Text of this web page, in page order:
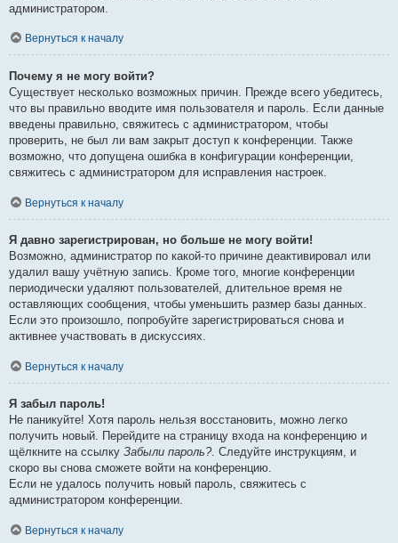
администратором.
Вернуться к началу
Почему я не могу войти?
Существует несколько возможных причин. Прежде всего убедитесь,
что вы правильно вводите имя пользователя и пароль. Если данные
введены правильно, свяжитесь с администратором, чтобы
проверить, не был ли вам закрыт доступ к конференции. Также
возможно, что допущена ошибка в конфигурации конференции,
свяжитесь с администратором для исправления настроек.
Вернуться к началу
Я давно зарегистрирован, но больше не могу войти!
Возможно, администратор по какой-то причине деактивировал или
удалил вашу учётную запись. Кроме того, многие конференции
периодически удаляют пользователей, длительное время не
оставляющих сообщения, чтобы уменьшить размер базы данных.
Если это произошло, попробуйте зарегистрироваться снова и
активнее участвовать в дискуссиях.
Вернуться к началу
Я забыл пароль!
Не паникуйте! Хотя пароль нельзя восстановить, можно легко
получить новый. Перейдите на страницу входа на конференцию и
щёлкните на ссылку Забыли пароль?. Следуйте инструкциям, и
скоро вы снова сможете войти на конференцию.
Если не удалось получить новый пароль, свяжитесь с
администратором конференции.
Вернуться к началу